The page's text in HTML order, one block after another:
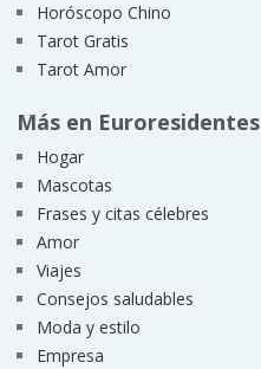
Horóscopo Chino
Tarot Gratis
Tarot Amor
Más en Euroresidentes
Hogar
Mascotas
Frases y citas célebres
Amor
Viajes
Consejos saludables
Moda y estilo
Empresa